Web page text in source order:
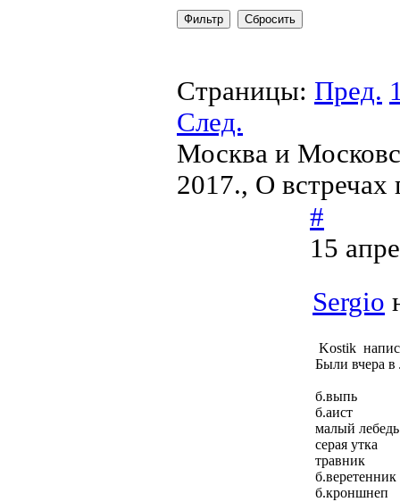
Страницы: Пред.
След.
Москва и
2017., О
#
15
Sergio
Kostik
Были вчера в
б.выпь
б.аист
малый лебедь
серая утка
травник
б.веретенник
б.кроншнеп